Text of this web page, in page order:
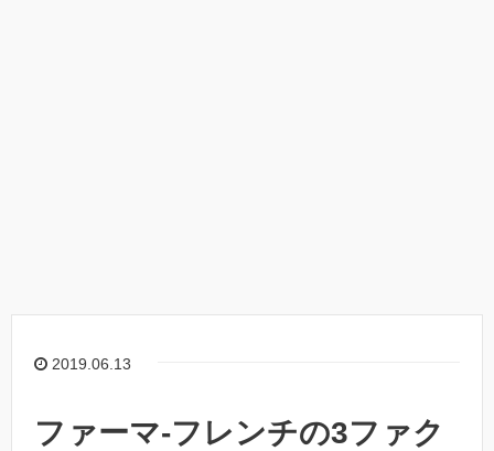
2019.06.13
ファーマ-フレンチの3ファク